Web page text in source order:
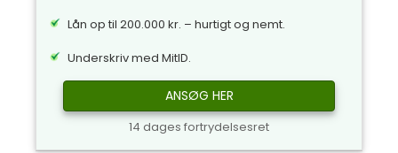
Lån op til 200.000 kr. – hurtigt og nemt.
Underskriv med MitID.
ANSØG HER
14 dages fortrydelsesret